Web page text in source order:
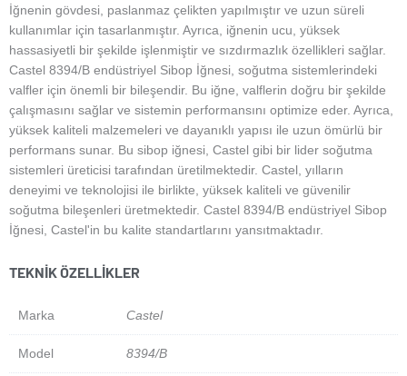
İğnenin gövdesi, paslanmaz çelikten yapılmıştır ve uzun süreli
kullanımlar için tasarlanmıştır. Ayrıca, iğnenin ucu, yüksek
hassasiyetli bir şekilde işlenmiştir ve sızdırmazlık özellikleri sağlar.
Castel 8394/B endüstriyel Sibop İğnesi, soğutma sistemlerindeki
valfler için önemli bir bileşendir. Bu iğne, valflerin doğru bir şekilde
çalışmasını sağlar ve sistemin performansını optimize eder. Ayrıca,
yüksek kaliteli malzemeleri ve dayanıklı yapısı ile uzun ömürlü bir
performans sunar. Bu sibop iğnesi, Castel gibi bir lider soğutma
sistemleri üreticisi tarafından üretilmektedir. Castel, yılların
deneyimi ve teknolojisi ile birlikte, yüksek kaliteli ve güvenilir
soğutma bileşenleri üretmektedir. Castel 8394/B endüstriyel Sibop
İğnesi, Castel'in bu kalite standartlarını yansıtmaktadır.
TEKNIK ÖZELLIKLER
Marka Castel
Model 8394/B